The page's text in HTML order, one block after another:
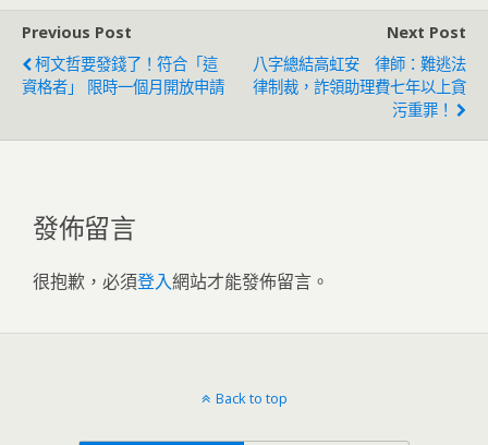
Previous Post
柯文哲要發錢了！符合「這
資格者」 限時一個月開放申請
Next Post
八字總結高虹安 律師：難逃法
律制裁，詐領助理費七年以上貪
污重罪！
發佈留言
很抱歉，必須登入網站才能發佈留言。
Back to top